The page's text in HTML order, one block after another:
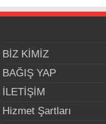
BİZ KİMİZ
BAĞIŞ YAP
İLETİŞİM
Hizmet Şartları